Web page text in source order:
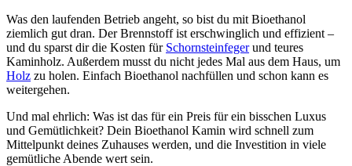
Was den laufenden Betrieb angeht, so bist du mit Bioethanol
ziemlich gut dran. Der Brennstoff ist erschwinglich und effizient –
und du sparst dir die Kosten für Schornsteinfegerund teures
Kaminholz. Außerdem musst du nicht jedes Mal aus dem Haus, um
Holz zu holen. Einfach Bioethanol nachfüllen und schon kann es
weitergehen.
Und mal ehrlich: Was ist das für ein Preis für ein bisschen Luxus
und Gemütlichkeit? Dein Bioethanol Kamin wird schnell zum
Mittelpunkt deines Zuhauses werden, und die Investition in viele
gemütliche Abende wert sein.